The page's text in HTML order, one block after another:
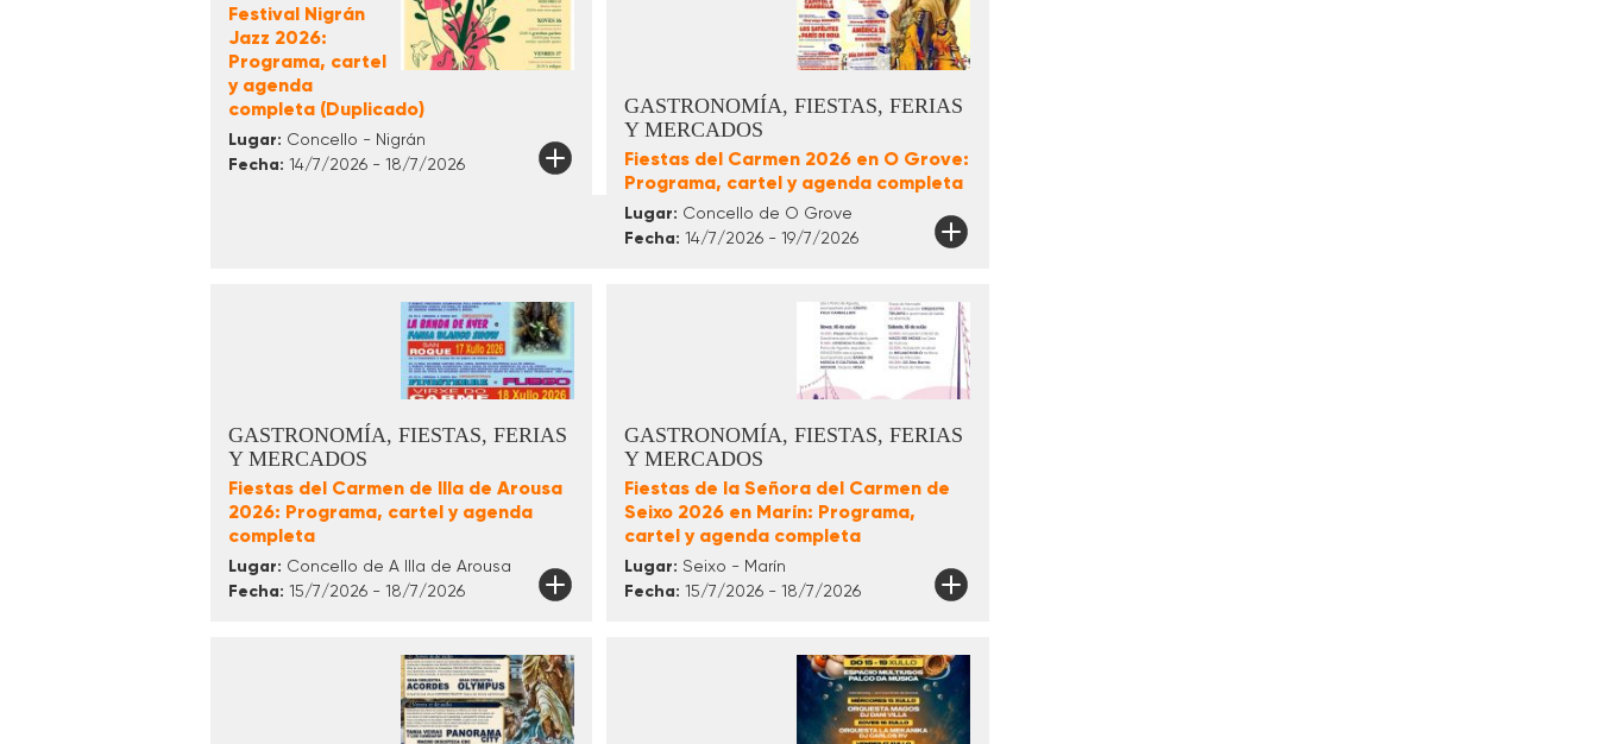
Festival Nigrán
Jazz 2026:
Programa, cartel
y agenda
completa (Duplicado)
Lugar: Concello - Nigrán
Fecha: 14/7/2026 - 18/7/2026
GASTRONOMÍA, FIESTAS, FERIAS
Y MERCADOS
Fiestas del Carmen 2026 en O Grove:
Programa, cartel y agenda completa
Lugar: Concello de O Grove
Fecha: 14/7/2026 - 19/7/2026
GASTRONOMÍA, FIESTAS, FERIAS
Y MERCADOS
Fiestas del Carmen de Illa de Arousa
2026: Programa, cartel y agenda
completa
Lugar: Concello de A Illa de Arousa
Fecha: 15/7/2026 - 18/7/2026
GASTRONOMÍA, FIESTAS, FERIAS
Y MERCADOS
Fiestas de la Señora del Carmen de
Seixo 2026 en Marín: Programa,
cartel y agenda completa
Lugar: Seixo - Marín
Fecha: 15/7/2026 - 18/7/2026